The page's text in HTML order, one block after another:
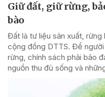
Giữ đất, giữ rừng,
bào
Đất là tư liệu sản xuất, rừng
cộng đồng DTTS. Để
rừng, chính sách phải bảo
nguồn thu đủ sống và